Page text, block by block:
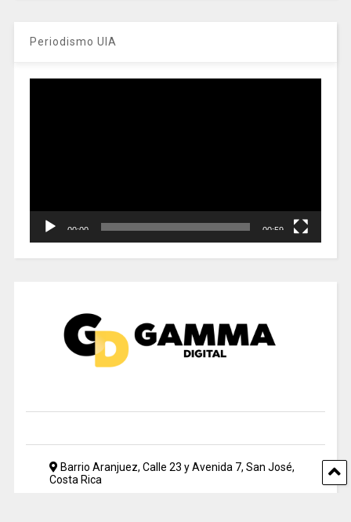
Periodismo UIA
00:00 00:59
Barrio Aranjuez, Calle 23 y Avenida 7, San José,
Costa Rica